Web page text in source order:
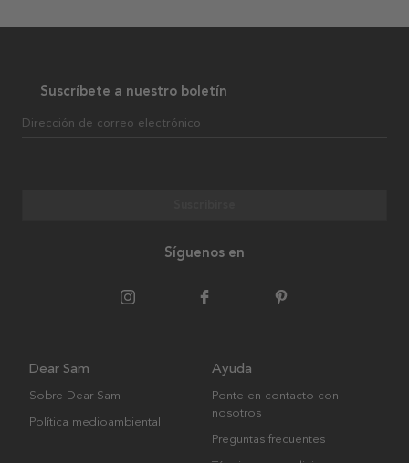
Suscríbete a nuestro boletín
Dirección de correo electrónico
Síguenos en
Dear Sam
Sobre Dear Sam
Política medioambiental
Ayuda
Ponte en contacto con
nosotros
Preguntas frecuentes